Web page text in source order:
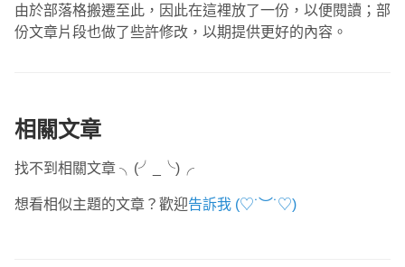
由於部落格搬遷至此，因此在這裡放了一份，以便閱讀；部
份文章片段也做了些許修改，以期提供更好的內容。
相關文章
找不到相關文章 ╮(╯_╰)╭
想看相似主題的文章？歡迎告訴我 (♡˙︶˙♡)